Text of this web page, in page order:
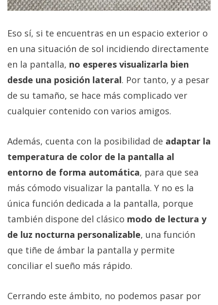
Eso sí, si te encuentras en un espacio exterior o
en una situación de sol incidiendo directamente
en la pantalla, no esperes visualizarla bien
desde una posición lateral. Por tanto, y a pesar
de su tamaño, se hace más complicado ver
cualquier contenido con varios amigos.
Además, cuenta con la posibilidad de adaptar la
temperatura de color de la pantalla al
entorno de forma automática, para que sea
más cómodo visualizar la pantalla. Y no es la
única función dedicada a la pantalla, porque
también dispone del clásico modo de lectura y
de luz nocturna personalizable, una función
que tiñe de ámbar la pantalla y permite
conciliar el sueño más rápido.
Cerrando este ámbito, no podemos pasar por